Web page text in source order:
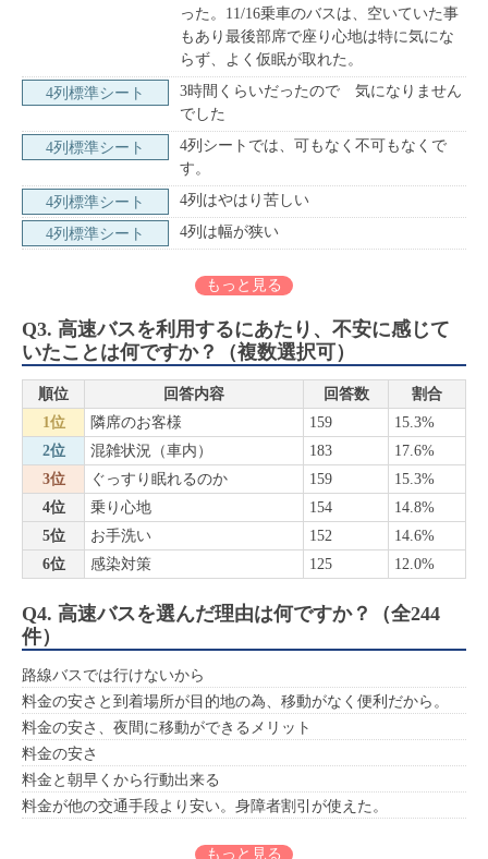
った。11/16乗車のバスは、空いていた事
もあり最後部席で座り心地は特に気にな
らず、よく仮眠が取れた。
4列標準シート
3時間くらいだったので 気になりません
でした
4列標準シート
4列シートでは、可もなく不可もなくで
す。
4列標準シート 4列はやはり苦しい
4列標準シート 4列は幅が狭い
もっと見る
Q3. 高速バスを利用するにあたり、不安に感じて
いたことは何ですか？（複数選択可）
順位 回答内容 回答数
割合
1位
隣席のお客様 159
15.3%
2位
混雑状況（車内） 183
17.6%
3位
ぐっすり眠れるのか 159
15.3%
4位
乗り心地 154
14.8%
5位
お手洗い 152
14.6%
6位
感染対策 125 12.0%
Q4. 高速バスを選んだ理由は何ですか？（全244
件）
路線バスでは行けないから
料金の安さと到着場所が目的地の為、移動がなく便利だから。
料金の安さ、夜間に移動ができるメリット
料金の安さ
料金と朝早くから行動出来る
料金が他の交通手段より安い。身障者割引が使えた。
もっと見る